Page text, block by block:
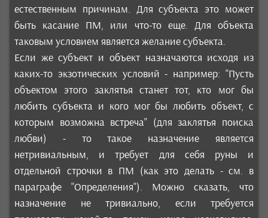
естественным причинам. Для субъекта это может
быть касание ПМ, или что-то еще. Для объекта
таковым условием является желание субъекта.
Если же субъект и объект назначаются исходя из
каких-то экзотических условий - например: "Пусть
объектом этого заклятья станет тот, кто мог бы
любить субъекта и кого мог бы любить объект, с
которым возможна встреча" (для заклятья поиска
любви) - то такое назначение является
нетривиальным, и требует для себя руны и
отдельной строчки в ПМ (как это делать - см. в
параграфе "Определения"). Можно сказать, что
назначение не тривиально, если требуется